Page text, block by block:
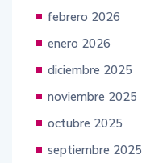
febrero 2026
enero 2026
diciembre 2025
noviembre 2025
octubre 2025
septiembre 2025